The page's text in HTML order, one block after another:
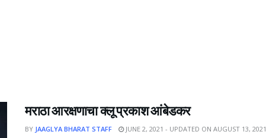
मराठा आरक्षणाचा क्लू प्रकाश आंबेडकर
BY JAAGLYA BHARAT STAFF JUNE 2, 2021 - UPDATED ON AUGUST 13, 2021